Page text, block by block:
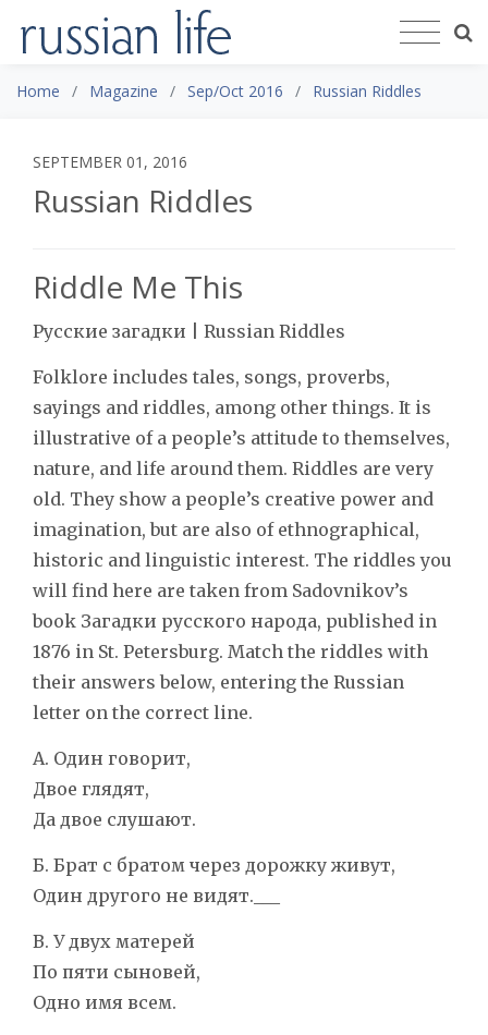
Home Magazine Sep/Oct 2016 Russian Riddles
SEPTEMBER 01, 2016
Russian Riddles
Riddle Me This
Русские загадки | Russian Riddles
Folklore includes tales, songs, proverbs,
sayings and riddles, among other things. It is
illustrative of a people’s attitude to themselves,
nature, and life around them. Riddles are very
old. They show a people’s creative power and
imagination, but are also of ethnographical,
historic and linguistic interest. The riddles you
will find here are taken from Sadovnikov’s
book Загадки русского народа, published in
1876 in St. Petersburg. Match the riddles with
their answers below, entering the Russian
letter on the correct line.
А. Один говорит,
Двое глядят,
Да двое слушают.
Б. Брат с братом через дорожку живут,
Один другого не видят.___
В. У двух матерей
По пяти сыновей,
Одно имя всем.